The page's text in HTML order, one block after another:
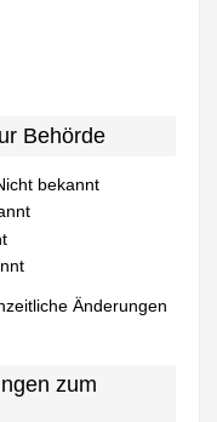
Behörde
bekannt
Änderungen
zum